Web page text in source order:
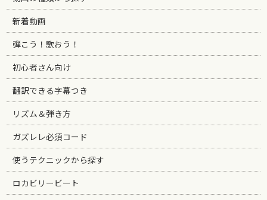
新着動画
弾こう！歌おう！
初心者さん向け
翻訳できる字幕つき
リズム＆弾き方
ガズレレ必須コード
使うテクニックから探す
ロカビリービート